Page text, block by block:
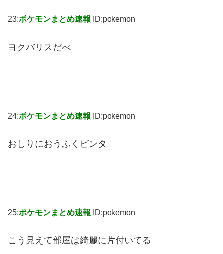
23:ポケモンまとめ速報 ID:pokemon
ヨクバリスだべ
24:ポケモンまとめ速報 ID:pokemon
おしりにおうふくビンタ！
25:ポケモンまとめ速報 ID:pokemon
こう見えて部屋は綺麗に片付いてる